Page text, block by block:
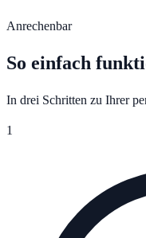
Anrechenbar
So einfach
In drei Schritten zu Ihrer
1